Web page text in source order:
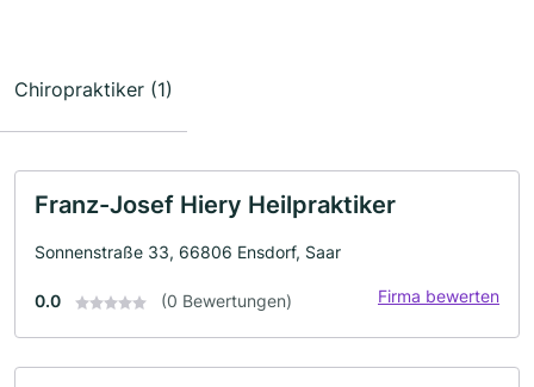
Chiropraktiker (1)
Franz-Josef Hiery Heilpraktiker
Sonnenstraße 33, 66806 Ensdorf, Saar
0.0 (0 Bewertungen) Firma bewerten